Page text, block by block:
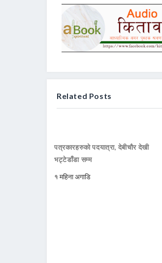
Related Posts
पत्रकारहरुको पदयात्रा, देबीचौर देखी
भट्टेडाँडा सम्म
१ महिना अगाडि